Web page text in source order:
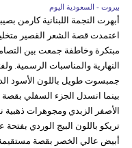
بيروت - السعودية اليوم
أبهرت النجمة اللبنانية كارمن
اعتمدت قصة الشعر القصير
مبتكرة وخاطفة جمعت بين
النهارية والمناسبات الرسمية.
جمبسوت طويل باللون الأسود
بينما انسدل الجزء السفلي
الأصفر الزبدي ومجوهرات
تريكو باللون البيج الوردي
أبيض عالي الخصر بقصة